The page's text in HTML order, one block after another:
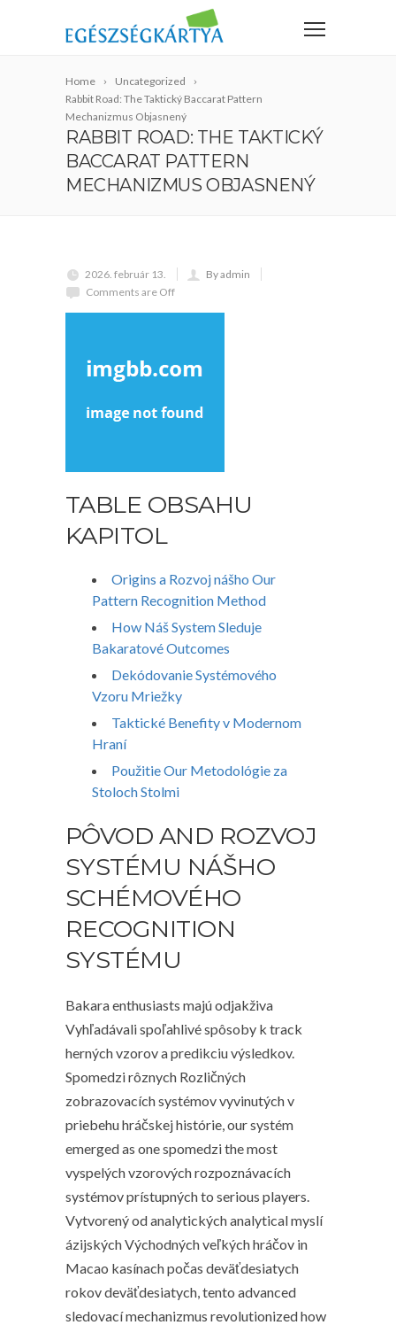
Home
Uncategorized
Rabbit Road: The Taktický Baccarat Pattern
Mechanizmus Objasnený
RABBIT ROAD: THE TAKTICKÝ
BACCARAT PATTERN
MECHANIZMUS OBJASNENÝ
2026. február 13.
By admin
Comments are Off
TABLE OBSAHU
KAPITOL
Origins a Rozvoj nášho Our
Pattern Recognition Method
How Náš System Sleduje
Bakaratové Outcomes
Dekódovanie Systémového
Vzoru Mriežky
Taktické Benefity v Modernom
Hraní
Použitie Our Metodológie za
Stoloch Stolmi
PÔVOD AND ROZVOJ
SYSTÉMU NÁŠHO
SCHÉMOVÉHO
RECOGNITION
SYSTÉMU
Bakara enthusiasts majú odjakživa
Vyhľadávali spoľahlivé spôsoby k track
herných vzorov a predikciu výsledkov.
Spomedzi rôznych Rozličných
zobrazovacích systémov vyvinutých v
priebehu hráčskej histórie, our systém
emerged as one spomedzi the most
vyspelých vzorových rozpoznávacích
systémov prístupných to serious players.
Vytvorený od analytických analytical myslí
ázijských Východných veľkých hráčov in
Macao kasínach počas deväťdesiatych
rokov deväťdesiatych, tento advanced
sledovací mechanizmus revolutionized how